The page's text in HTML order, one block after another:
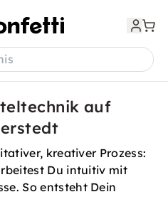
auf
kreativer Prozess:
Du intuitiv mit
So entsteht Dein